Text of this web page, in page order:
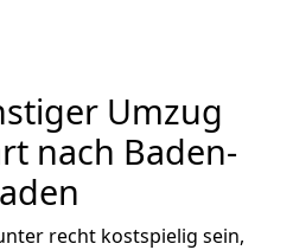
Umzug
nach Baden-
recht kostspielig sein,